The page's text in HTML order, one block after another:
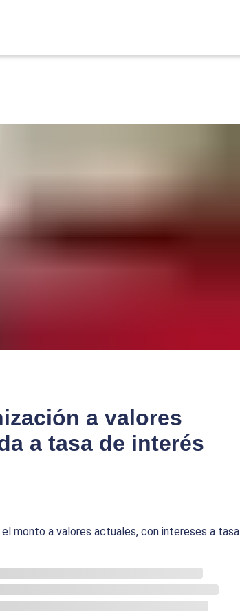
a valores
a tasa de interés
monto a valores actuales, con intereses a tasa